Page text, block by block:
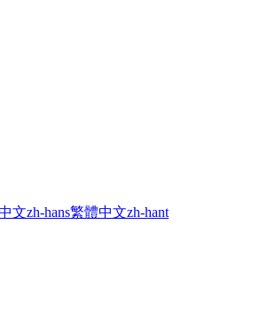
文zh-hans繁體中文zh-hant